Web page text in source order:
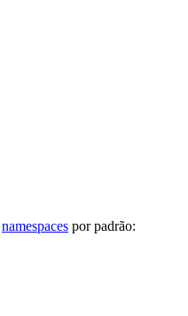
namespaces por padrão: